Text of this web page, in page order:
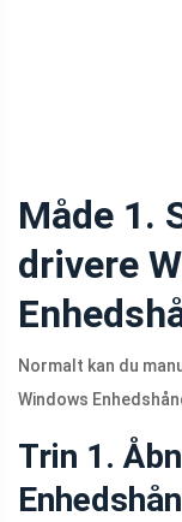
Måde 1.
drivere
Normalt kan du
Windows
Trin 1.